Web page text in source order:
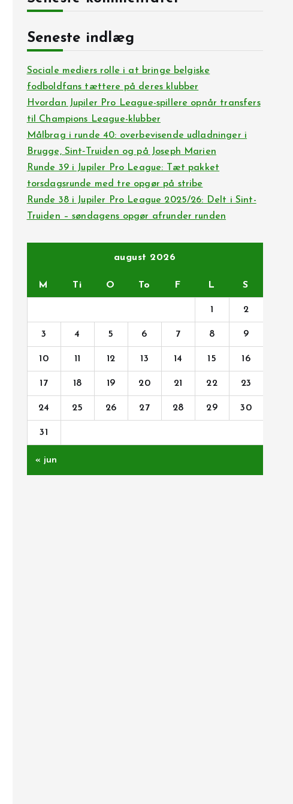
Seneste indlæg
Sociale mediers rolle i at bringe belgiske
fodboldfans tættere på deres klubber
Hvordan Jupiler Pro League-spillere opnår transfers
til Champions League-klubber
Målbrag i runde 40: overbevisende udladninger i
Brugge, Sint‑Truiden og på Joseph Marien
Runde 39 i Jupiler Pro League: Tæt pakket
torsdagsrunde med tre opgør på stribe
Runde 38 i Jupiler Pro League 2025/26: Delt i Sint-
Truiden – søndagens opgør afrunder runden
august 2026
M Ti O To F L S
1 2
3 4 5 6 7 8 9
10 11 12 13 14 15 16
17 18 19 20 21 22 23
24 25 26 27 28 29 30
31
« jun